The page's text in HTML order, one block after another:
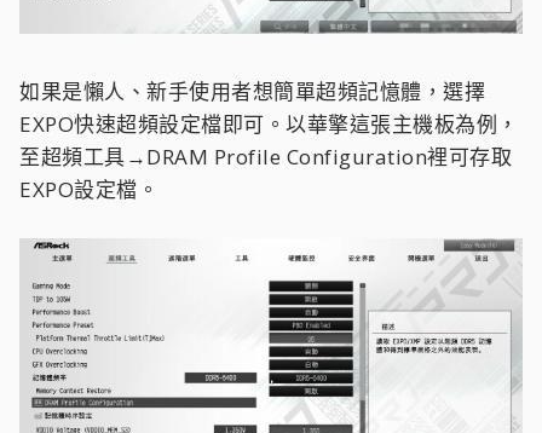
如果是懶人、新手使用者想簡單超頻記憶體，選擇
EXPO快速超頻設定檔即可。以華擎這張主機板為例，
至超頻工具→DRAM Profile Configuration裡可存取
EXPO設定檔。